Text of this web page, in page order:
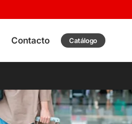
Contacto Catálogo